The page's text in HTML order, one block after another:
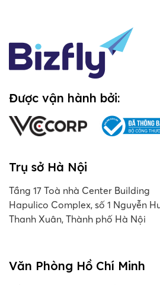
Được vận hành bởi:
Trụ sở Hà Nội
Tầng 17 Toà nhà Center Building
Hapulico Complex, số 1 Nguyễn
Thanh Xuân, Thành phố Hà Nội
Văn Phòng Hồ Chí Minh